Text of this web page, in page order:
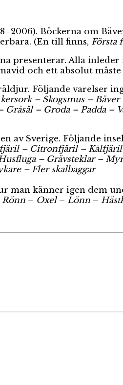
Böckerna om
(En till finns, Första
presenterar. Alla
och ett absolut
Följande varelser
– Skogsmus –
– Groda – Padda –
av Sverige. Följande
– Citronfjäril –
– Grävsteklar –
– Fler skalbaggar
man känner igen dem
Rönn – Oxel– Lönn –